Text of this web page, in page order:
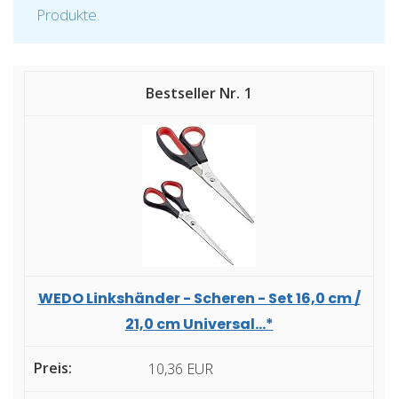
Produkte.
1
WEDO Linkshänder - Scheren - Set 16,0 cm /
21,0 cm Universal...*
10,36 EUR